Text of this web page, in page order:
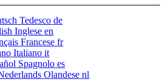
Tedesco de
Inglese en
Francese fr
Italiano it
Spagnolo es
Olandese nl